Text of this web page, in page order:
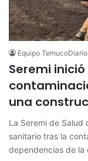
Equipo TemucoDiario
Seremi
una
La Seremi de Salud
sanitario tras la
dependencias de